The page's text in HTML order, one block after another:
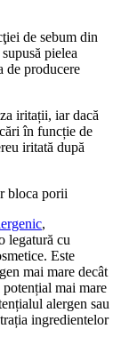
de sebum din
pielea
de producere
iritații, iar dacă
în funcție de
iritată după
bloca porii
,
legatură cu
Este
mai mare decât
mai mare
alergen sau
ingredientelor